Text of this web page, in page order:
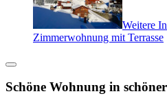
Weitere
Zimmerwohnung mit Terrasse
Schöne Wohnung in